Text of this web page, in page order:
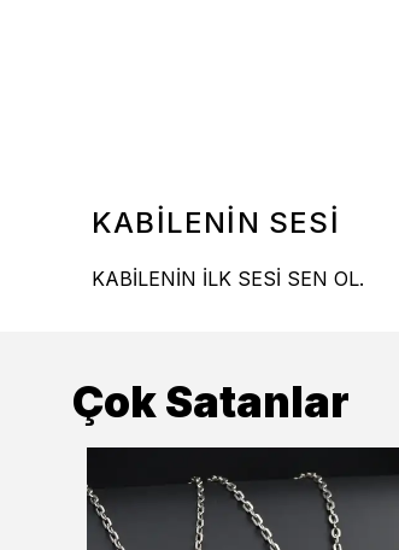
KABİLENİN SESİ
KABİLENİN İLK SESİ SEN OL.
Çok Satanlar